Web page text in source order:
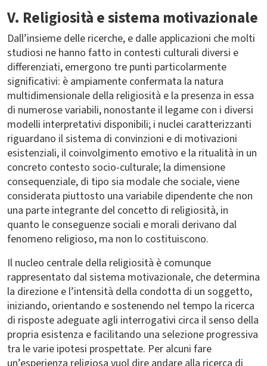
V. Religiosità e sistema motivazionale
Dall’insieme delle ricerche, e dalle applicazioni che molti
studiosi ne hanno fatto in contesti culturali diversi e
differenziati, emergono tre punti particolarmente
significativi: è ampiamente confermata la natura
multidimensionale della religiosità e la presenza in essa
di numerose variabili, nonostante il legame con i diversi
modelli interpretativi disponibili; i nuclei caratterizzanti
riguardano il sistema di convinzioni e di motivazioni
esistenziali, il coinvolgimento emotivo e la ritualità in un
concreto contesto socio-culturale; la dimensione
consequenziale, di tipo sia modale che sociale, viene
considerata piuttosto una variabile dipendente che non
una parte integrante del concetto di religiosità, in
quanto le conseguenze sociali e morali derivano dal
fenomeno religioso, ma non lo costituiscono.
Il nucleo centrale della religiosità è comunque
rappresentato dal sistema motivazionale, che determina
la direzione e l’intensità della condotta di un soggetto,
iniziando, orientando e sostenendo nel tempo la ricerca
di risposte adeguate agli interrogativi circa il senso della
propria esistenza e facilitando una selezione progressiva
tra le varie ipotesi prospettate. Per alcuni fare